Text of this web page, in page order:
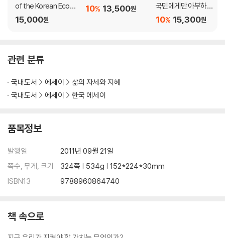
of the Korean Econo
my
15,000원
13,500원
10%
국민에게만 아부하겠
습니다 세트15,300원
10%
관련 분류
국내도서 에세이
삶의 자세와 지혜
국내도서
에세이 한국 에세이
품목정보
발행일
2011년 09월 21일
쪽수, 무게, 크기
324쪽 | 534g | 152*224*30mm
ISBN13
9788960864740
책 속으로